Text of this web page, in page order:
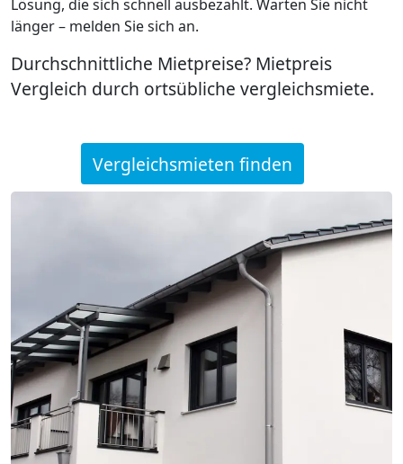
Lösung, die sich schnell ausbezahlt. Warten Sie nicht
länger – melden Sie sich an.
Durchschnittliche Mietpreise? Mietpreis
Vergleich durch ortsübliche vergleichsmiete.
Vergleichsmieten finden